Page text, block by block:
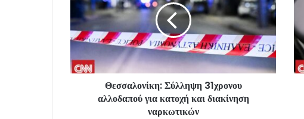
Θεσσαλονίκη: Σύλληψη 31χρονου
αλλοδαπού για κατοχή και διακίνηση
ναρκωτικών